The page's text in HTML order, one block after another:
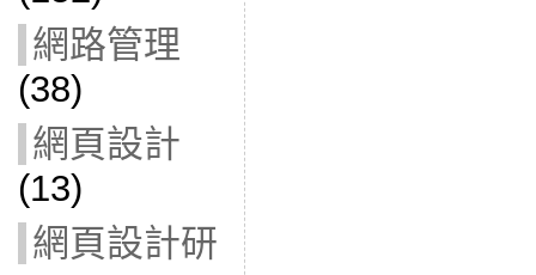
網路管理
(38)
網頁設計
(13)
網頁設計研